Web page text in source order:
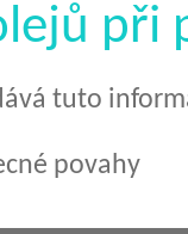
při
tuto
povahy